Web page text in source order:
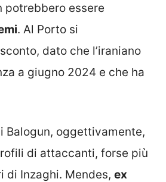
potrebbero essere
. Al Porto si
dato che l’iraniano
a giugno 2024 e che ha
Balogun, oggettivamente,
di attaccanti, forse più
di Inzaghi. Mendes, ex